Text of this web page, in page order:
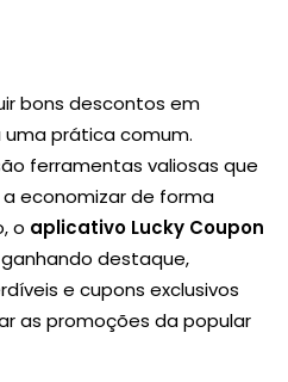
bons descontos em
prática comum.
ferramentas valiosas que
economizar de forma
o aplicativo Lucky Coupon
destaque,
e cupons exclusivos
as promoções da popular